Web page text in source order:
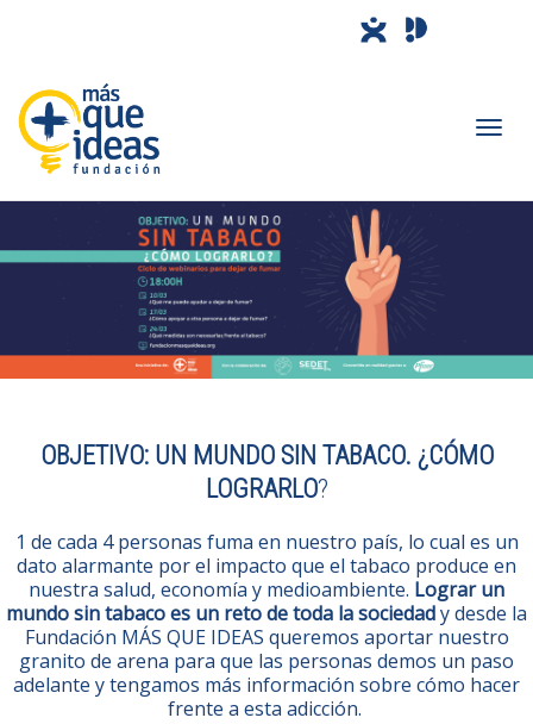
OBJETIVO: UN MUNDO SIN TABACO. ¿CÓMO
LOGRARLO?
1 de cada 4 personas fuma en nuestro país, lo cual es un
dato alarmante por el impacto que el tabaco produce en
nuestra salud, economía y medioambiente. Lograr un
mundo sin tabaco es un reto de toda la sociedady desde la
Fundación MÁS QUE IDEAS queremos aportar nuestro
granito de arena para que las personas demos un paso
adelante y tengamos más información sobre cómo hacer
frente a esta adicción.